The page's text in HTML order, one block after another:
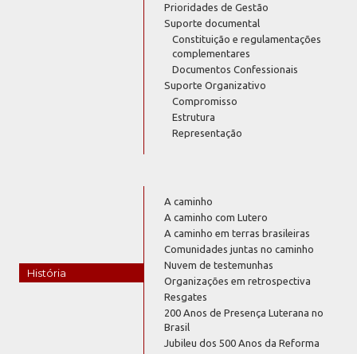
Prioridades de Gestão
Suporte documental
Constituição e regulamentações
complementares
Documentos Confessionais
Suporte Organizativo
Compromisso
Estrutura
Representação
História
A caminho
A caminho com Lutero
A caminho em terras brasileiras
Comunidades juntas no caminho
Nuvem de testemunhas
Organizações em retrospectiva
Resgates
200 Anos de Presença Luterana no
Brasil
Jubileu dos 500 Anos da Reforma